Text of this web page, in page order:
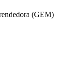
(GEM)